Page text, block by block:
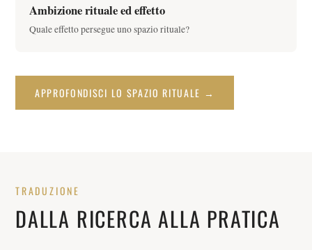
Ambizione rituale ed effetto
Quale effetto persegue uno spazio rituale?
APPROFONDISCI LO SPAZIO RITUALE →
TRADUZIONE
DALLA RICERCA ALLA PRATICA